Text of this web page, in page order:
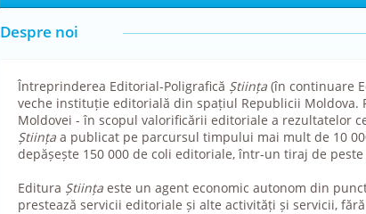
Despre noi
Întreprinderea Editorial-Poligrafică Știința(în continuare
veche instituție editorială din spațiul Republicii Moldova.
Moldovei - în scopul valorificării editoriale a rezultatelor
Știința a publicat pe parcursul timpului mai mult de 10
depășește 150 000 de coli editoriale, într-un tiraj de
Editura Științaeste un agent economic autonom din
prestează servicii editoriale și alte activități și servicii,